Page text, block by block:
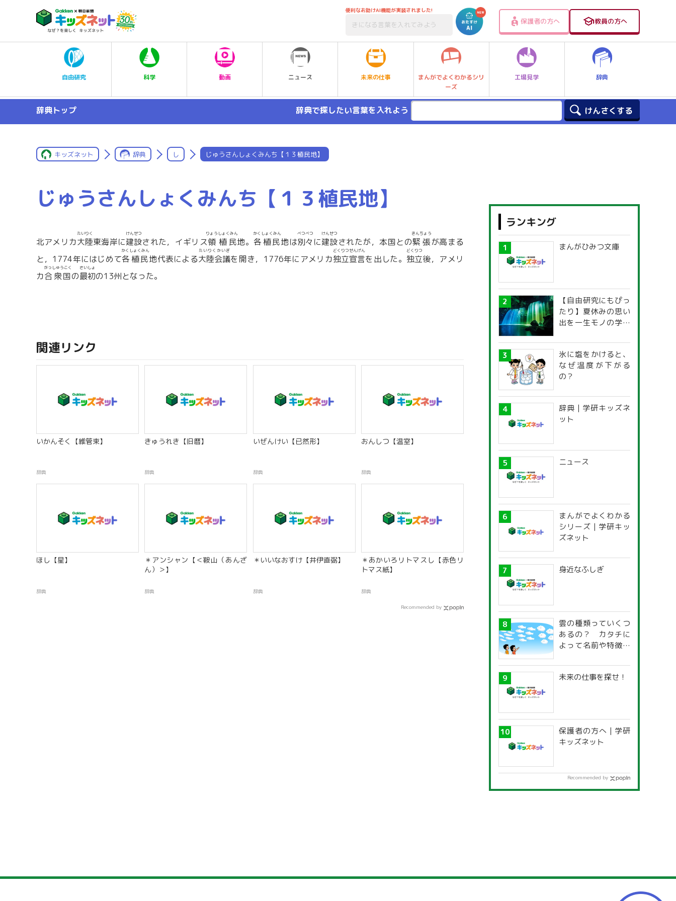
便利なお助けAI機能が実装されました!
保護者の方へ 教員の方へ
自由研究 科学 動画 ニュース 未来の仕事
まんがでよくわかるシリ
ーズ
工場見学 辞典
辞典トップ 辞典で探したい言葉を入れよう
キッズネット 辞典 し じゅうさんしょくみんち【１３植民地】
じゅうさんしょくみんち【１３植民地】
北アメリカ大陸
たいりく
東海岸に建設
けんせつ
された，イギリス領
りょう
植民
しょくみん
地。 各植民
かくしょくみん
地は別々
べつべつ
に建設
けんせつ
されたが，本国との緊張
きんちょう
が高まる
と，1774年にはじめて各植民
かくしょくみん
地代表による大陸会議
たいりくかいぎ
を開き，1776年にアメリカ独立宣言
どくりつせんげん
を出した。 独立
どくりつ
後，アメリ
カ合衆国
がっしゅうこく
の最初
さいしょ
の13州となった。
関連リンク
いかんそく【維管束】
辞典
きゅうれき【旧暦】
辞典
いぜんけい【已然形】
辞典
おんしつ【温室】
辞典
ほし【星】
辞典
＊アンシャン【＜鞍山（あんざ
ん）＞】
辞典
＊いいなおすけ【井伊直弼】
辞典
＊あかいろリトマスし【赤色リ
トマス紙】
辞典
Recommended by
ランキング
まんがひみつ文庫
【自由研究にもぴっ
たり】夏休みの思い
出を一生モノの学び
探究ガイド
氷に塩をかけると、
なぜ温度が下がる
の？
辞典 | 学研キッズネ
ット
ニュース
まんがでよくわかる
シリーズ | 学研キッ
ズネット
身近なふしぎ
雲の種類っていくつ
あるの？ カタチに
よって名前や特徴が
未来の仕事を探せ！
保護者の方へ | 学研
キッズネット
Recommended by